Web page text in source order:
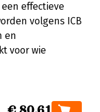
effectieve
volgens ICB
en
voor wie